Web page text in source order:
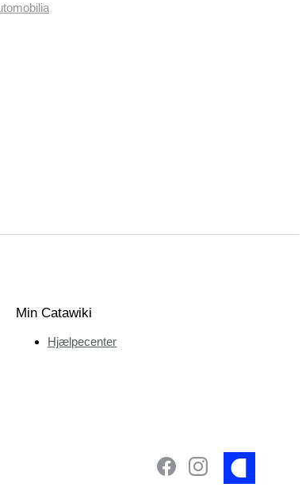
Min Catawiki
Hjælpecenter